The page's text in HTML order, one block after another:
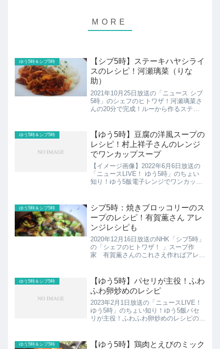
ゆう5時＆シブ5時
【シブ5時】ステーキハヤシライ
スのレシピ！河瀬璃菜（りな
助）
2021年10月25日放送の「ニュース シブ
5時」のシェフのヒトワザ！河瀬璃菜さ
んの20分で完成！ルーから作るステー
ゆう5時＆シブ5時
【ゆう5時】豆腐の洋風スープの
レシピ！村上祥子さんのレンジ
でワンカップスープ
【イメージ画像】2022年6月6日放送の
「ニュースLIVE！ ゆう5時」のちょい
知り！ゆう5飯電子レンジでワンカップ
ゆう5時＆シブ5時
シブ5時：焼きブロッコリーのス
ープのレシピ！有賀薫さん アレ
ンジレシピも
2020年12月16日放送のNHK「シブ5時」
の「シェフのヒトワザ！ 」スープ作
家 有賀薫さんのこれさえ作ればアレン
ゆう5時＆シブ5時
【ゆう5時】パセリが主役！ふわ
ふわ卵炒めのレシピ
2023年2月1日放送の「ニュースLIVE！
ゆう5時」のちょい知り！ゆう5飯パセ
リが主役！ふわふわ卵炒めのレシピの紹
ゆう5時＆シブ5時
【ゆう5時】鶏肉とえびのミック